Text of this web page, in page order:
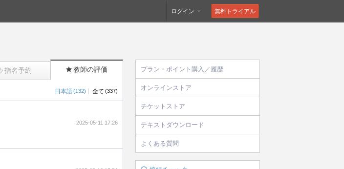
ログイン 無料トライアル
指名予約 教師の評価
日本語(132) | 全て (337)
2025-05-11 17:26
プラン・ポイント購入／履歴
オンラインストア
チケットストア
テキストダウンロード
よくある質問